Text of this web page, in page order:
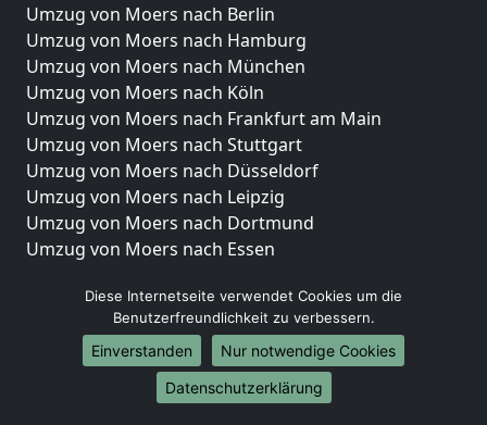
Umzug von Moers nach Berlin
Umzug von Moers nach Hamburg
Umzug von Moers nach München
Umzug von Moers nach Köln
Umzug von Moers nach Frankfurt am Main
Umzug von Moers nach Stuttgart
Umzug von Moers nach Düsseldorf
Umzug von Moers nach Leipzig
Umzug von Moers nach Dortmund
Umzug von Moers nach Essen
Umzug von Moers nach Dresden
Umzug von Moers nach Hannover
Umzug von Moers nach Nürnberg
Umzug von Moers nach Duisburg
Umzug von Moers nach Bochum
Diese Internetseite verwendet Cookies um die
Benutzerfreundlichkeit zu verbessern.
Einverstanden
Nur notwendige Cookies
Datenschutzerklärung